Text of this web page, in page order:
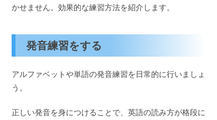
かせません。効果的な練習方法を紹介します。
発音練習をする
アルファベットや単語の発音練習を日常的に行いましょ
う。
正しい発音を身につけることで、英語の読み方が格段に